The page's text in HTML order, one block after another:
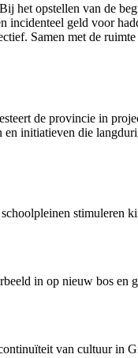
het opstellen van de
geld voor
Samen met de
de provincie in
initiatieven die
stimuleren
in op nieuw bos en
ïteit van cultuur in